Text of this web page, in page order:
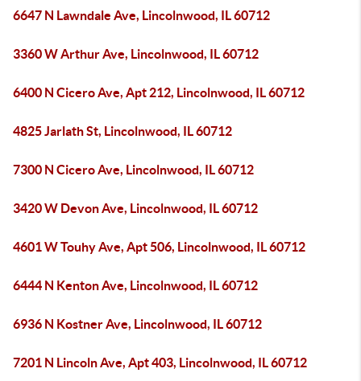
6647 N Lawndale Ave, Lincolnwood, IL 60712
3360 W Arthur Ave, Lincolnwood, IL 60712
6400 N Cicero Ave, Apt 212, Lincolnwood, IL 60712
4825 Jarlath St, Lincolnwood, IL 60712
7300 N Cicero Ave, Lincolnwood, IL 60712
3420 W Devon Ave, Lincolnwood, IL 60712
4601 W Touhy Ave, Apt 506, Lincolnwood, IL 60712
6444 N Kenton Ave, Lincolnwood, IL 60712
6936 N Kostner Ave, Lincolnwood, IL 60712
7201 N Lincoln Ave, Apt 403, Lincolnwood, IL 60712